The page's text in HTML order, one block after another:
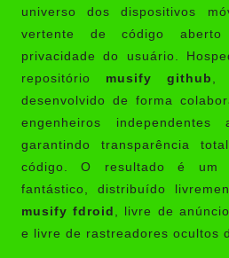
universo dos dispositivos
vertente de código
privacidade do usuário.
repositório musify github
,
desenvolvido de forma
engenheiros
garantindo transparência
código. O resultado é um
fantástico, distribuído
musify fdroid
, livre de
e livre de rastreadores ocultos